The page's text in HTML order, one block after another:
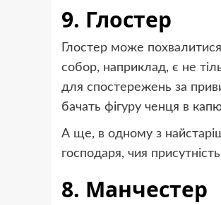
9. Глостер
Глостер може
собор, наприклад, є не
для спостережень за
бачать фігуру ченця в
А ще, в одному з
господаря, чия
8. Манчестер